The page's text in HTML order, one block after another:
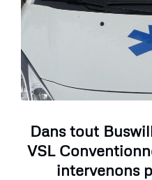
Dans tout
VSL
intervenons